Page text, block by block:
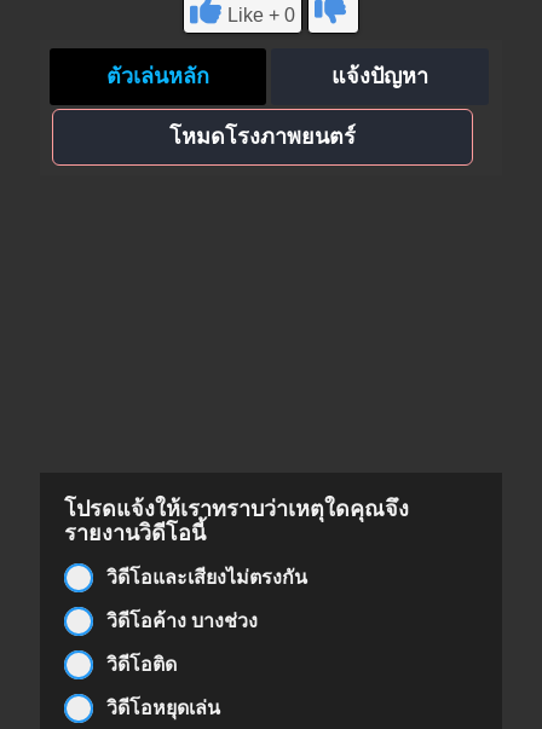
Like + 0
ตัวเล่นหลัก แจ้งปัญหา
โหมดโรงภาพยนตร์
โปรดแจ้งให้เราทราบว่าเหตุใดคุณจึง
รายงานวิดีโอนี้
วิดีโอและเสียงไม่ตรงกัน
วิดีโอค้าง บางช่วง
วิดีโอติด
วิดีโอหยุดเล่น